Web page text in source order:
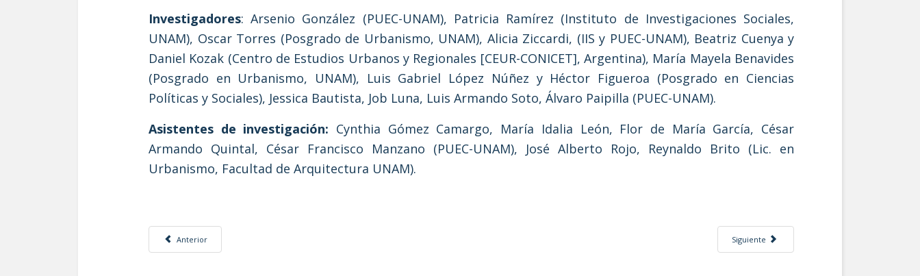
Investigadores: Arsenio González (PUEC-UNAM), Patricia Ramírez (Instituto de Investigaciones Sociales,
UNAM), Oscar Torres (Posgrado de Urbanismo, UNAM), Alicia Ziccardi, (IIS y PUEC-UNAM), Beatriz Cuenya y
Daniel Kozak (Centro de Estudios Urbanos y Regionales [CEUR-CONICET], Argentina), María Mayela Benavides
(Posgrado en Urbanismo, UNAM), Luis Gabriel López Núñez y Héctor Figueroa (Posgrado en Ciencias
Políticas y Sociales), Jessica Bautista, Job Luna, Luis Armando Soto, Álvaro Paipilla (PUEC-UNAM).
Asistentes de investigación: Cynthia Gómez Camargo, María Idalia León, Flor de María García, César
Armando Quintal, César Francisco Manzano (PUEC-UNAM), José Alberto Rojo, Reynaldo Brito (Lic. en
Urbanismo, Facultad de Arquitectura UNAM).
Artículo anterior: Programa ¿Cómo vamos, Ciudad de México? - 2014
Anterior Artículo siguiente: La UNAM y la Ciudad
Siguiente